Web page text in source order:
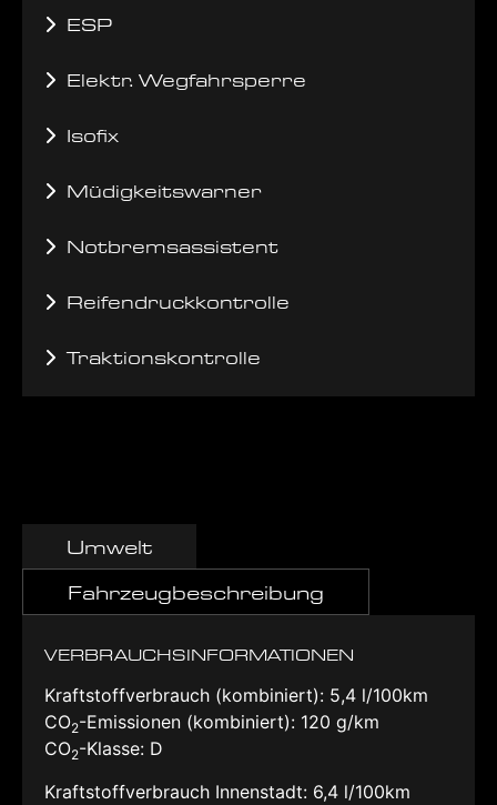
ESP
Elektr. Wegfahrsperre
Isofix
Müdigkeitswarner
Notbremsassistent
Reifendruckkontrolle
Traktionskontrolle
Umwelt
Fahrzeugbeschreibung
VERBRAUCHSINFORMATIONEN
Kraftstoffverbrauch (kombiniert): 5,4 l/100km
CO2-Emissionen (kombiniert): 120 g/km
CO2-Klasse: D
Kraftstoffverbrauch Innenstadt: 6,4 l/100km